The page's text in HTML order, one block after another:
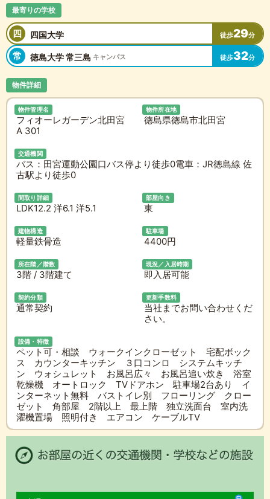
最寄りの学校
四 四国大学 徒歩29分
常 徳島大学 常三島 キャンパス 徒歩32分
物件詳細
物件管理名
フィオーレガーデン北田宮
A 301
物件所在地
徳島県徳島市北田宮
交通機関
バス：田宮運動公園口バス停より徒歩0電車：JR徳島線 佐
古駅より徒歩0
間取り詳細
LDK12.2 洋6.1 洋5.1
部屋向き
東
建物構造
軽量鉄骨造
駐車場
4400円
所在階／階数
3階 / 3階建て
現況／入居時期
即入居可能
契約分類
通常契約
更新手数料
当社までお問い合わせくだ
さい。
設備・特徴
ペット可・相談 ウォークインクローゼット 宅配ボック
ス カウンターキッチン ３口コンロ システムキッチ
ン ウォシュレット お風呂広々 お風呂追い炊き 浴室
乾燥機 オートロック TVドアホン 駐車場2台あり イ
ンターネット無料 バストイレ別 フローリング クロー
ゼット 角部屋 2階以上 最上階 独立洗面台 室内洗
濯機置場 照明付き エアコン ケーブルTV